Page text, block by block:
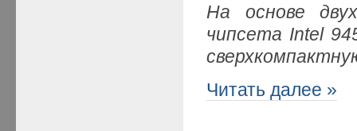
На основе
чипсета Intel
Читать далее »